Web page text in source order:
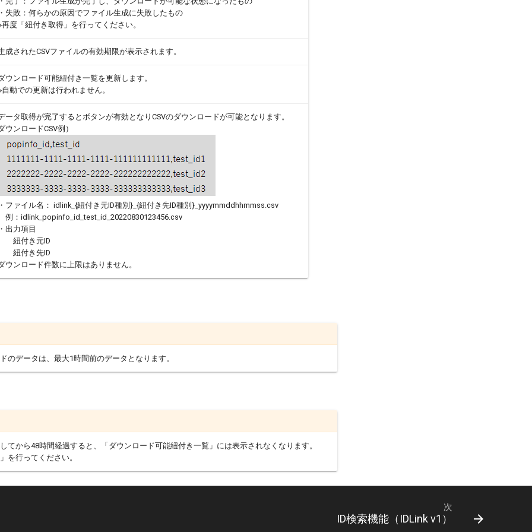
・失敗：何らかの原因でファイル生成に失敗したもの
再度「紐付き取得」を行ってください。
成されたCSVファイルの有効期限が表示されます。
ウンロード可能紐付き一覧を更新します。
自動での更新は行われません。
ータ取得が完了するとボタンが有効となりCSVのダウンロードが可能となります。
ウンロードCSV例）
・ファイル名： idlink_{紐付き元ID種別}_{紐付き先ID種別}_yyyymmddhhmmss.csv
例：idlink_popinfo_id_test_id_20220830123456.csv
・出力項目
紐付き元ID
紐付き先ID
ウンロード件数に上限はありません。
のデータは、最大1時間前のデータとなります。
てから48時間経過すると、「ダウンロード可能紐付き一覧」には表示されなくなります。
を行ってください。
次
ID検索機能（IDLink v1）